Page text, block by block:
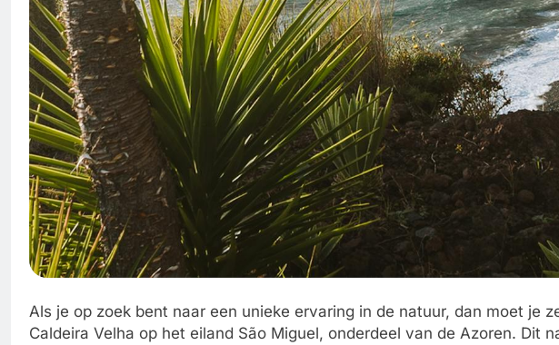
Als je op zoek bent naar een unieke ervaring in de natuur, dan moet je
Caldeira Velha op het eiland São Miguel, onderdeel van de Azoren. Dit